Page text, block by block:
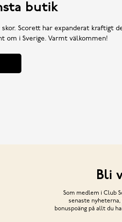
butik
Scorett har expanderat kraftigt
om i Sverige. Varmt välkommen!
Bli
Som medlem i Club
senaste
bonuspoäng på allt du